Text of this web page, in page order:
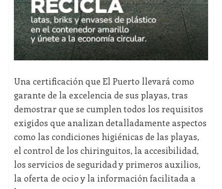
Una certificación que El Puerto llevará como
garante de la excelencia de sus playas, tras
demostrar que se cumplen todos los requisitos
exigidos que analizan detalladamente aspectos
como las condiciones higiénicas de las playas,
el control de los chiringuitos, la accesibilidad,
los servicios de seguridad y primeros auxilios,
la oferta de ocio y la información facilitada a